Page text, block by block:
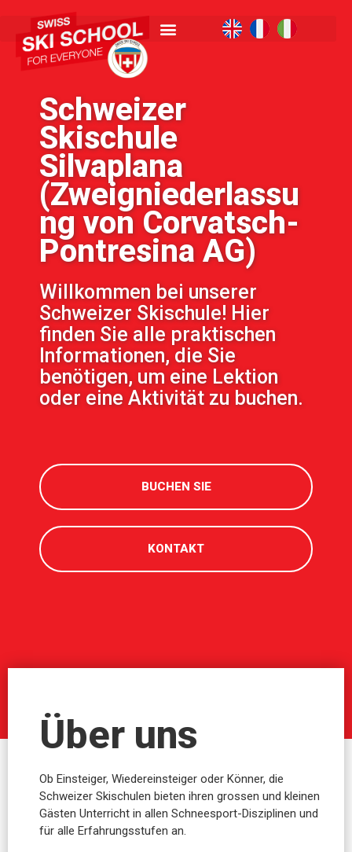
Schweizer
Skischule
Silvaplana
(Zweigniederlassu
ng von Corvatsch-
Pontresina AG)
Willkommen bei unserer
Schweizer Skischule! Hier
finden Sie alle praktischen
Informationen, die Sie
benötigen, um eine Lektion
oder eine Aktivität zu buchen.
BUCHEN SIE
KONTAKT
Über uns
Ob Einsteiger, Wiedereinsteiger oder Könner, die
Schweizer Skischulen bieten ihren grossen und kleinen
Gästen Unterricht in allen Schneesport-Disziplinen und
für alle Erfahrungsstufen an.